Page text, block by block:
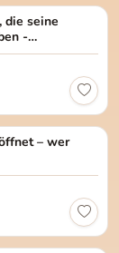
die seine
-
– wer
kastriert Alter: ca.